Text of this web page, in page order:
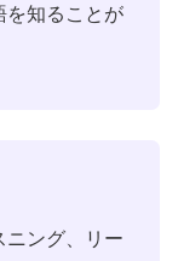
を知ることが
ング、リー